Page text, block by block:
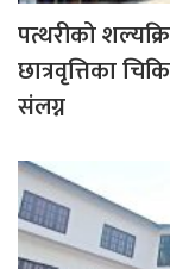
पत्थरीको
छात्रवृत्तिका
संलग्न